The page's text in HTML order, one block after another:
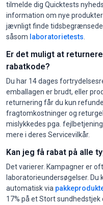
tilmelde dig Quicktests
information om nye
jævnligt finde
såsom laboratorietests
Er det muligt at
rabatkode?
Du har 14 dages
emballagen er brudt, eller
returnering får du kun
fragtomkostninger og
mislykkedes pga.
mere i deres Servicevilkår.
Kan jeg få rabat på alle
Det varierer. Kampagner er
laboratorieundersøgelser.
automatisk via
17% på et Stort sundhedstjek